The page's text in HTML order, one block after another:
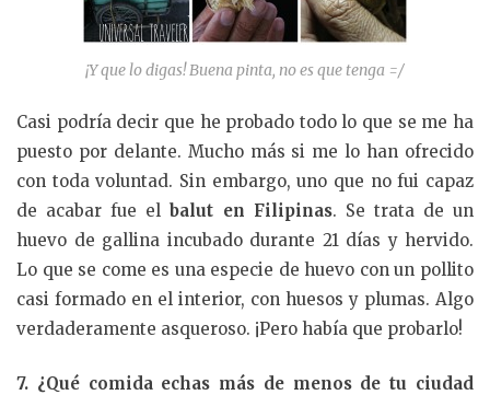
¡Y que lo digas! Buena pinta, no es que tenga =/
Casi podría decir que he probado todo lo que se me ha
puesto por delante. Mucho más si me lo han ofrecido
con toda voluntad. Sin embargo, uno que no fui capaz
de acabar fue elbalut en Filipinas. Se trata de un
huevo de gallina incubado durante 21 días y hervido.
Lo que se come es una especie de huevo con un pollito
casi formado en el interior, con huesos y plumas. Algo
verdaderamente asqueroso. ¡Pero había que probarlo!
7. ¿Qué comida echas más de menos de tu ciudad